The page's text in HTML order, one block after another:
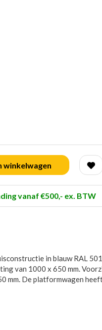
winkelwagen
vanaf €500,- ex. BTW
in blauw RAL
van 1000 x 650 mm.
mm. De platformwagen